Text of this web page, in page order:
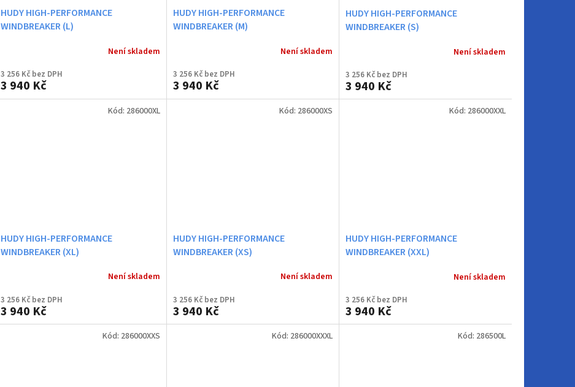
HUDY HIGH-PERFORMANCE
WINDBREAKER (L)
Není skladem
3 256 Kč bez DPH
3 940 Kč
HUDY HIGH-PERFORMANCE
WINDBREAKER (M)
Není skladem
3 256 Kč bez DPH
3 940 Kč
HUDY HIGH-PERFORMANCE
WINDBREAKER (S)
Není skladem
3 256 Kč bez DPH
3 940 Kč
HUDY HIGH-PERFORMANCE
WINDBREAKER (XL)
Není skladem
3 256 Kč bez DPH
3 940 Kč
Kód: 286000XL
HUDY HIGH-PERFORMANCE
WINDBREAKER (XS)
Není skladem
3 256 Kč bez DPH
3 940 Kč
Kód: 286000XS
HUDY HIGH-PERFORMANCE
WINDBREAKER (XXL)
Není skladem
3 256 Kč bez DPH
3 940 Kč
Kód: 286000XXL
Kód: 286000XXS Kód: 286000XXXL Kód: 286500L